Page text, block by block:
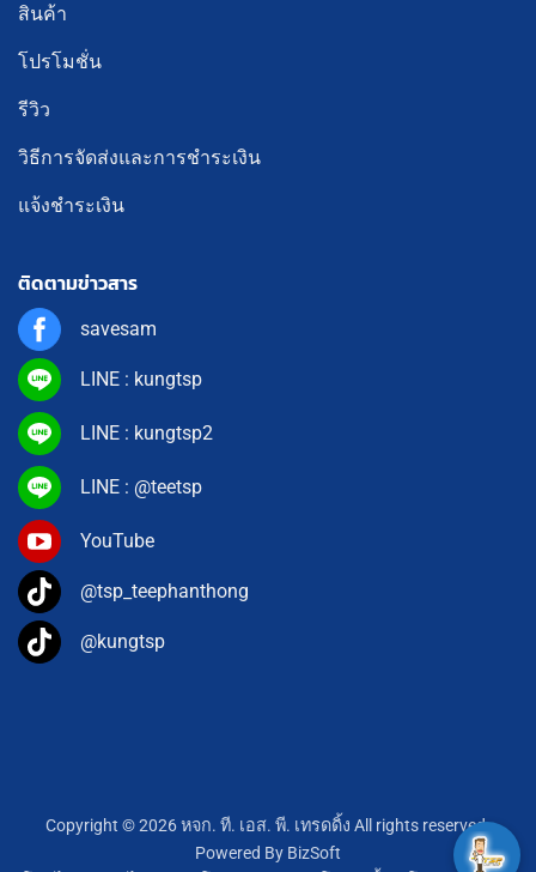
สินค้า
โปรโมชั่น
รีวิว
วิธีการจัดส่งและการชำระเงิน
แจ้งชำระเงิน
ติดตามข่าวสาร
savesam
LINE : kungtsp
LINE : kungtsp2
LINE : @teetsp
YouTube
@tsp_teephanthong
@kungtsp
Copyright © 2026 หจก. ที. เอส. พี. เทรดดิ้ง All rights reserved.
Powered By BizSoft